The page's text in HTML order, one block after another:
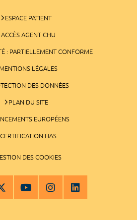
ESPACE PATIENT
ACCÈS AGENT CHU
: PARTIELLEMENT CONFORME
MENTIONS LÉGALES
DES DONNÉES
PLAN DU SITE
EUROPÉENS
CERTIFICATION HAS
DES COOKIES